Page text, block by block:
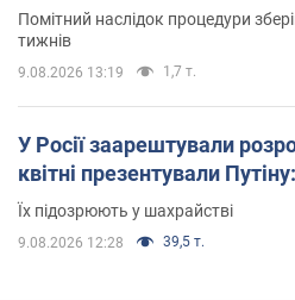
Помітний наслідок процедури
тижнів
9.08.2026 13:19 1,7 т.
У Росії заарештували
квітні презентували
Їх підозрюють у шахрайстві
9.08.2026 12:28 39,5 т.